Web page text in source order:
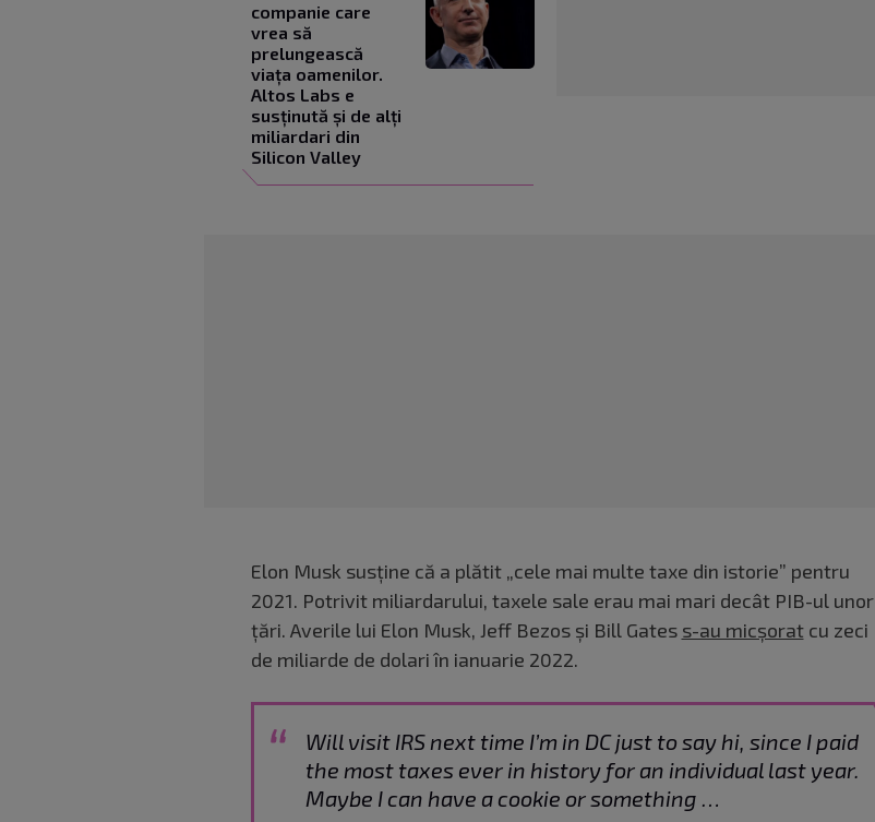
companie care
vrea să
prelungească
viața oamenilor.
Altos Labs e
susținută și de alți
miliardari din
Silicon Valley
Elon Musk susține că a plătit „cele mai multe taxe din istorie” pentru
2021. Potrivit miliardarului, taxele sale erau mai mari decât PIB-ul unor
țări. Averile lui Elon Musk, Jeff Bezos și Bill Gates s-au micșoratcu zeci
de miliarde de dolari în ianuarie 2022.
Will visit IRS next time I’m in DC just to say hi, since I paid
the most taxes ever in history for an individual last year.
Maybe I can have a cookie or something …